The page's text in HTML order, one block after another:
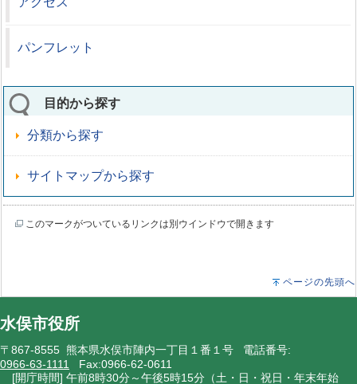
パンフレット
目的から探す
分類から探す
サイトマップから探す
このマークがついているリンクは別ウインドウで開きます
ページの先頭へ
水俣市役所
〒867-8555 熊本県水俣市陣内一丁目１番１号 電話番号:
0966-63-1111 Fax:0966-62-0611
[開庁時間] 午前8時30分～午後5時15分（土・日・祝日・年末年始